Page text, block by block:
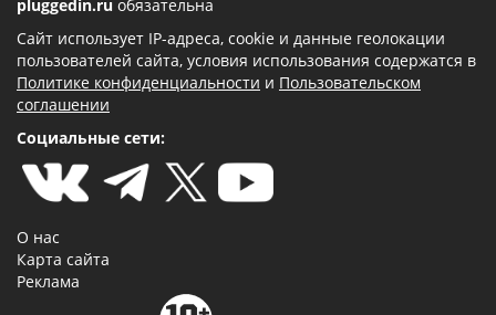
pluggedin.ru обязательна
Сайт использует IP-адреса, cookie и данные геолокации
пользователей сайта, условия использования содержатся в
Политике конфиденциальности и Пользовательском
соглашении
Социальные сети:
О нас
Карта сайта
Реклама